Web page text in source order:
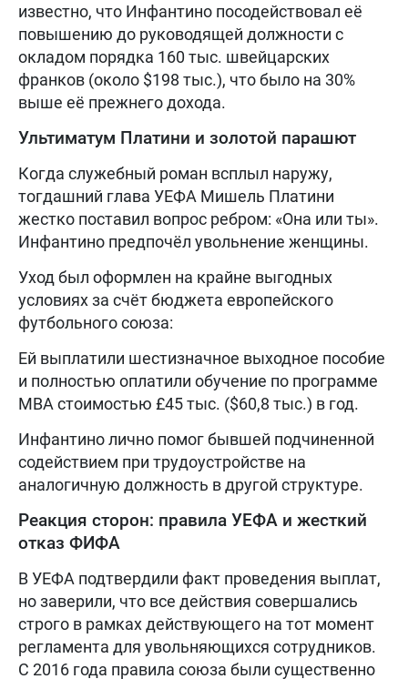
известно, что Инфантино посодействовал её
повышению до руководящей должности с
окладом порядка 160 тыс. швейцарских
франков (около $198 тыс.), что было на 30%
выше её прежнего дохода.
Ультиматум Платини и золотой парашют
Когда служебный роман всплыл наружу,
тогдашний глава УЕФА Мишель Платини
жестко поставил вопрос ребром: «Она или ты».
Инфантино предпочёл увольнение женщины.
Уход был оформлен на крайне выгодных
условиях за счёт бюджета европейского
футбольного союза:
Ей выплатили шестизначное выходное пособие
и полностью оплатили обучение по программе
MBA стоимостью £45 тыс. ($60,8 тыс.) в год.
Инфантино лично помог бывшей подчиненной
содействием при трудоустройстве на
аналогичную должность в другой структуре.
Реакция сторон: правила УЕФА и жесткий
отказ ФИФА
В УЕФА подтвердили факт проведения выплат,
но заверили, что все действия совершались
строго в рамках действующего на тот момент
регламента для увольняющихся сотрудников.
С 2016 года правила союза были существенно